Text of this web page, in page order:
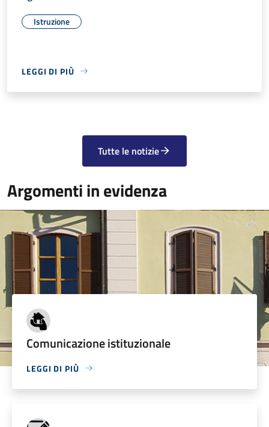
Istruzione
LEGGI DI PIÙ
Tutte le notizie
Argomenti in evidenza
Comunicazione istituzionale
LEGGI DI PIÙ